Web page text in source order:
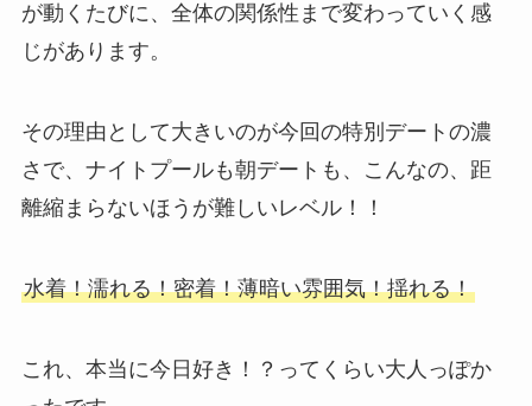
が動くたびに、全体の関係性まで変わっていく感
じがあります。
その理由として大きいのが今回の特別デートの濃
さで、ナイトプールも朝デートも、こんなの、距
離縮まらないほうが難しいレベル！！
水着！濡れる！密着！薄暗い雰囲気！揺れる！
これ、本当に今日好き！？ってくらい大人っぽか